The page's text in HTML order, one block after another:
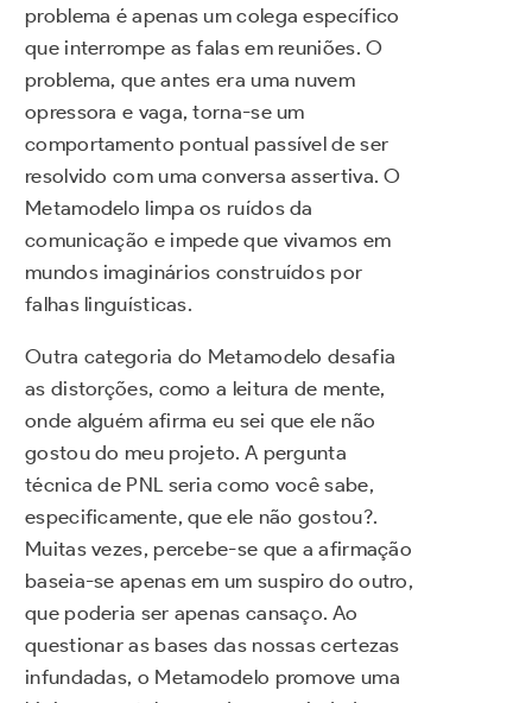
problema é apenas um colega específico
que interrompe as falas em reuniões. O
problema, que antes era uma nuvem
opressora e vaga, torna-se um
comportamento pontual passível de ser
resolvido com uma conversa assertiva. O
Metamodelo limpa os ruídos da
comunicação e impede que vivamos em
mundos imaginários construídos por
falhas linguísticas.
Outra categoria do Metamodelo desafia
as distorções, como a leitura de mente,
onde alguém afirma eu sei que ele não
gostou do meu projeto. A pergunta
técnica de PNL seria como você sabe,
especificamente, que ele não gostou?.
Muitas vezes, percebe-se que a afirmação
baseia-se apenas em um suspiro do outro,
que poderia ser apenas cansaço. Ao
questionar as bases das nossas certezas
infundadas, o Metamodelo promove uma